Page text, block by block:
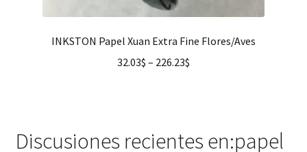
INKSTON Papel Xuan Extra Fine Flores/Aves
32.03$ – 226.23$
Discusiones recientes en:papel